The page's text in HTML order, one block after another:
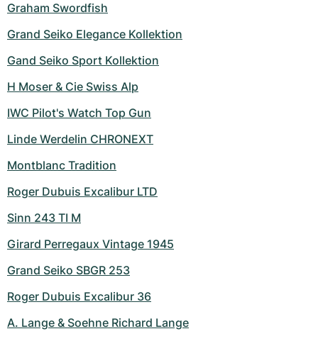
Graham Swordfish
Grand Seiko Elegance Kollektion
Gand Seiko Sport Kollektion
H Moser & Cie Swiss Alp
IWC Pilot's Watch Top Gun
Linde Werdelin CHRONEXT
Montblanc Tradition
Roger Dubuis Excalibur LTD
Sinn 243 TI M
Girard Perregaux Vintage 1945
Grand Seiko SBGR 253
Roger Dubuis Excalibur 36
A. Lange & Soehne Richard Lange